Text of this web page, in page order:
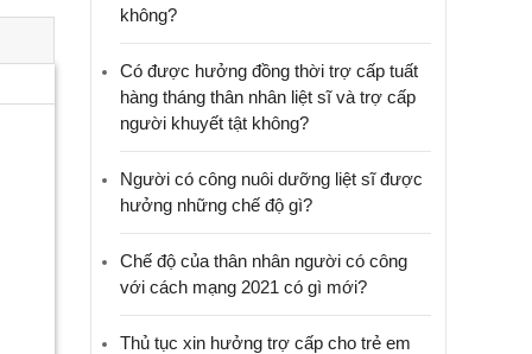
không?
​Có được hưởng đồng thời trợ cấp tuất
hàng tháng thân nhân liệt sĩ và trợ cấp
người khuyết tật không?
Người có công nuôi dưỡng liệt sĩ được
hưởng những chế độ gì?
Chế độ của thân nhân người có công
với cách mạng 2021 có gì mới?
Thủ tục xin hưởng trợ cấp cho trẻ em